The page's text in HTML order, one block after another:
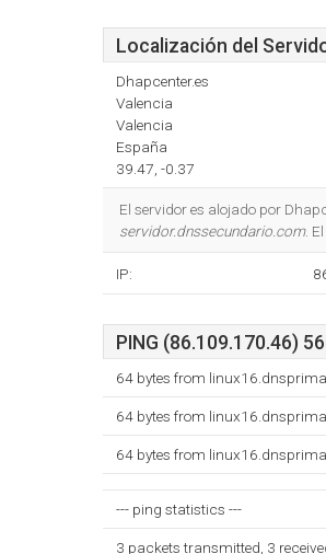
Localización del
Dhapcenter.es
Valencia
Valencia
España
39.47, -0.37
El servidor es alojado por
servidor.dnssecundario.com.
IP:
PING (86.109.170.46)
64 bytes from
64 bytes from
64 bytes from
--- ping statistics ---
3 packets transmitted, 3